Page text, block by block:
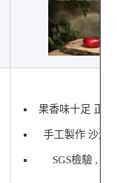
果香味十足 正
手工製作 沙漠
SGS檢驗 , 品